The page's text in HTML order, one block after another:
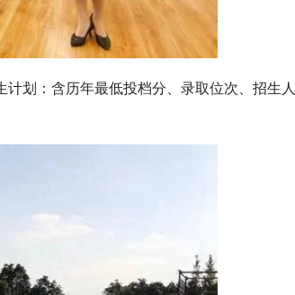
划：含历年最低投档分、录取位次、招生人